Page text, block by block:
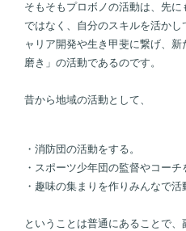
そもそもプロボノの活動は、先
ではなく、自分のスキルを活か
ャリア開発や生き甲斐に繋げ、
磨き」の活動であるのです。
昔から地域の活動として、
・消防団の活動をする。
・スポーツ少年団の監督やコーチ
・趣味の集まりを作りみんなで活
ということは普通にあることで